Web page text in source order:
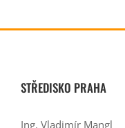
STŘEDISKO PRAHA
Ing. Vladimír Mangl